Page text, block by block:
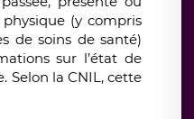
(y compris
de soins de santé)
sur l’état de
Selon la CNIL, cette